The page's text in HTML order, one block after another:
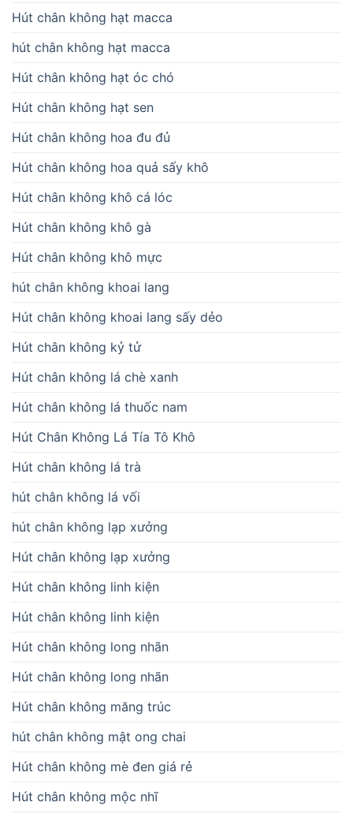
Hút chân không hạt macca
hút chân không hạt macca
Hút chân không hạt óc chó
Hút chân không hạt sen
Hút chân không hoa đu đủ
Hút chân không hoa quả sấy khô
Hút chân không khô cá lóc
Hút chân không khô gà
Hút chân không khô mực
hút chân không khoai lang
Hút chân không khoai lang sấy dẻo
Hút chân không kỷ tử
Hút chân không lá chè xanh
Hút chân không lá thuốc nam
Hút Chân Không Lá Tía Tô Khô
Hút chân không lá trà
hút chân không lá vối
hút chân không lạp xưởng
Hút chân không lạp xưởng
Hút chân không linh kiện
Hút chân không linh kiện
Hút chân không long nhãn
Hút chân không long nhãn
Hút chân không măng trúc
hút chân không mật ong chai
Hút chân không mè đen giá rẻ
Hút chân không mộc nhĩ